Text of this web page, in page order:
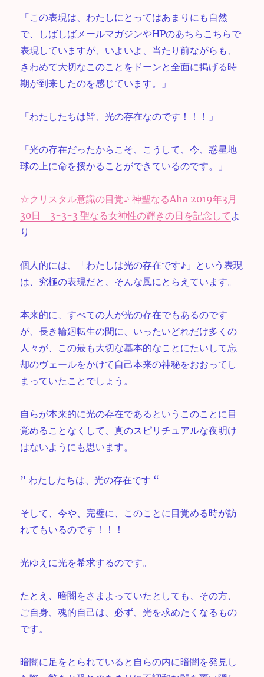
「この表現は、わたしにとってはあまりにも自然
で、しばしばメールマガジンやHPのあちらこちらで
表現していますが、いよいよ、当たり前ながらも、
きわめて大切なこのことをドーンと全面に掲げる時
期が到来したのを感じています。」
「わたしたちは皆、光の存在なのです！！！」
「光の存在だったからこそ、こうして、今、惑星地
球の上に命を授かることができているのです。」
☆クリスタル意識の目覚♪ 神聖なるAha 2019年3月
30日 3-3-3 聖なる女神性の輝きの日を記念して よ
り
個人的には、「わたしは光の存在です♪」という表現
は、究極の表現だと、そんな風にとらえています。
本来的に、すべての人が光の存在でもあるのです
が、長き輪廻転生の間に、いったいどれだけ多くの
人々が、この最も大切な基本的なことにたいして忘
却のヴェールをかけて自己本来の神秘をおおってし
まっていたことでしょう。
自らが本来的に光の存在であるというこのことに目
覚めることなくして、真のスピリチュアルな夜明け
はないようにも思います。
” わたしたちは、光の存在です “
そして、今や、完璧に、このことに目覚める時が訪
れてもいるのです！！！
光ゆえに光を希求するのです。
たとえ、暗闇をさまよっていたとしても、その方、
ご自身、魂的自己は、必ず、光を求めたくなるもの
です。
暗闇に足をとられていると自らの内に暗闇を発見し